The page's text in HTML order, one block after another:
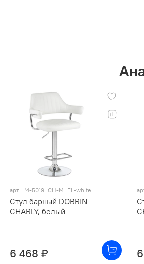
арт. LM-5019_CH-M_EL-white
Стул барный DOBRIN
CHARLY, белый
6 468 ₽